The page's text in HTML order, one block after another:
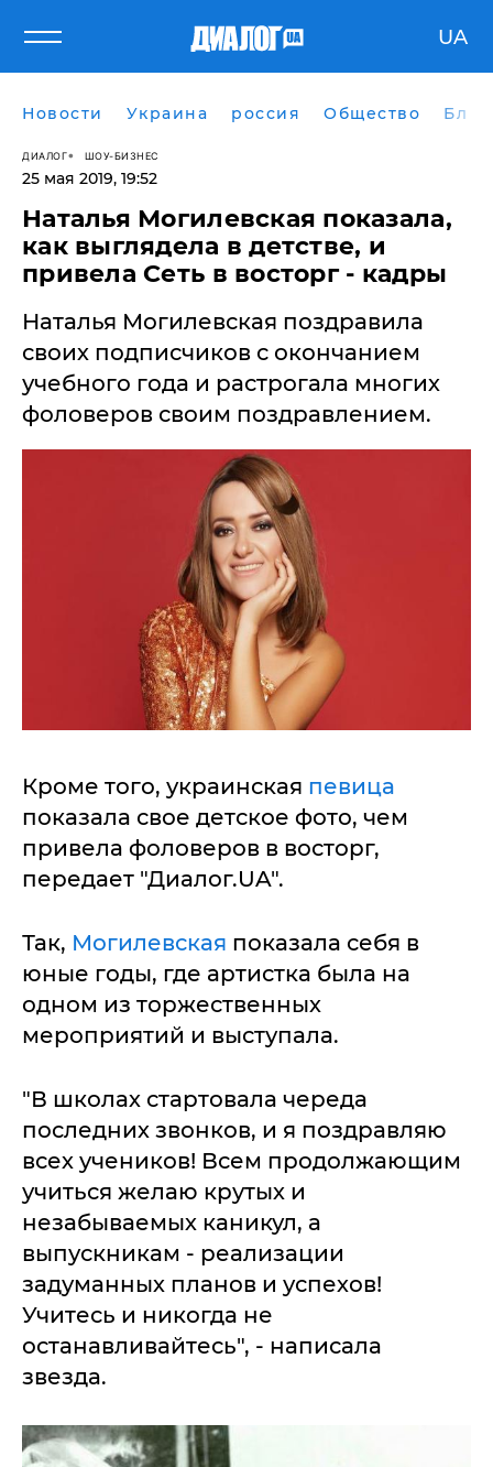
UA
Новости Украина россия Общество
ДИАЛОГ ШОУ-БИЗНЕС
25 мая 2019, 19:52
Наталья Могилевская показала,
как выглядела в детстве, и
привела Сеть в восторг - кадры
Наталья Могилевская поздравила
своих подписчиков с окончанием
учебного года и растрогала многих
фоловеров своим поздравлением.
Кроме того, украинская певица
показала свое детское фото, чем
привела фоловеров в восторг,
передает "Диалог.UA".
Так, Могилевская показала себя в
юные годы, где артистка была на
одном из торжественных
мероприятий и выступала.
"В школах стартовала череда
последних звонков, и я поздравляю
всех учеников! Всем продолжающим
учиться желаю крутых и
незабываемых каникул, а
выпускникам - реализации
задуманных планов и успехов!
Учитесь и никогда не
останавливайтесь", - написала
звезда.